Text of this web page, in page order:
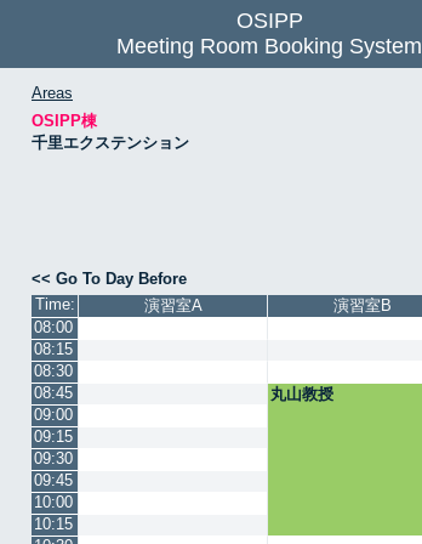
OSIPP
Meeting Room Booking System
Areas
OSIPP棟
千里エクステンション
<< Go To Day Before
Time:
演習室A 演習室B
08:00
08:15
08:30
08:45
丸山教授
09:00
09:15
09:30
09:45
10:00
10:15